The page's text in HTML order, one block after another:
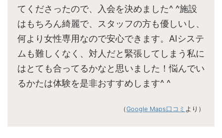
てくださったので、入会を決めました^ ^施設
はもちろん綺麗で、スタッフの方も優しいし、
何より女性専用なので安心できます。AIシステ
ムも難しくなく、対人だと緊張してしまう私に
はとても合ってるかなと思いました！悩んでい
るかたは体験を是非おすすめします^ ^
（Google Maps口コミ より）